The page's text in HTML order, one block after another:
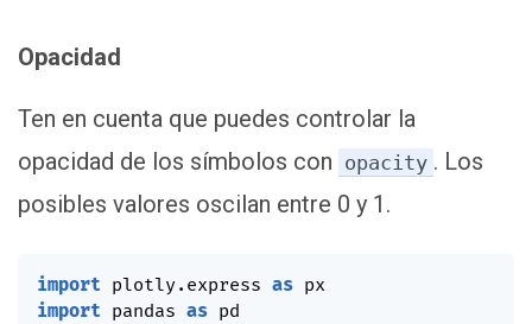
Opacidad
Ten en cuenta que puedes controlar la
opacidad de los símbolos con opacity . Los
posibles valores oscilan entre 0 y 1.
import plotly. express as
import pandas as pd